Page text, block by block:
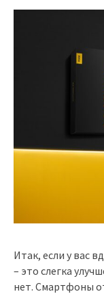
Итак, если у вас
– это слегка
нет. Смартфоны